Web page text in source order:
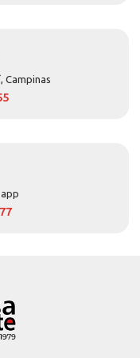
Campinas